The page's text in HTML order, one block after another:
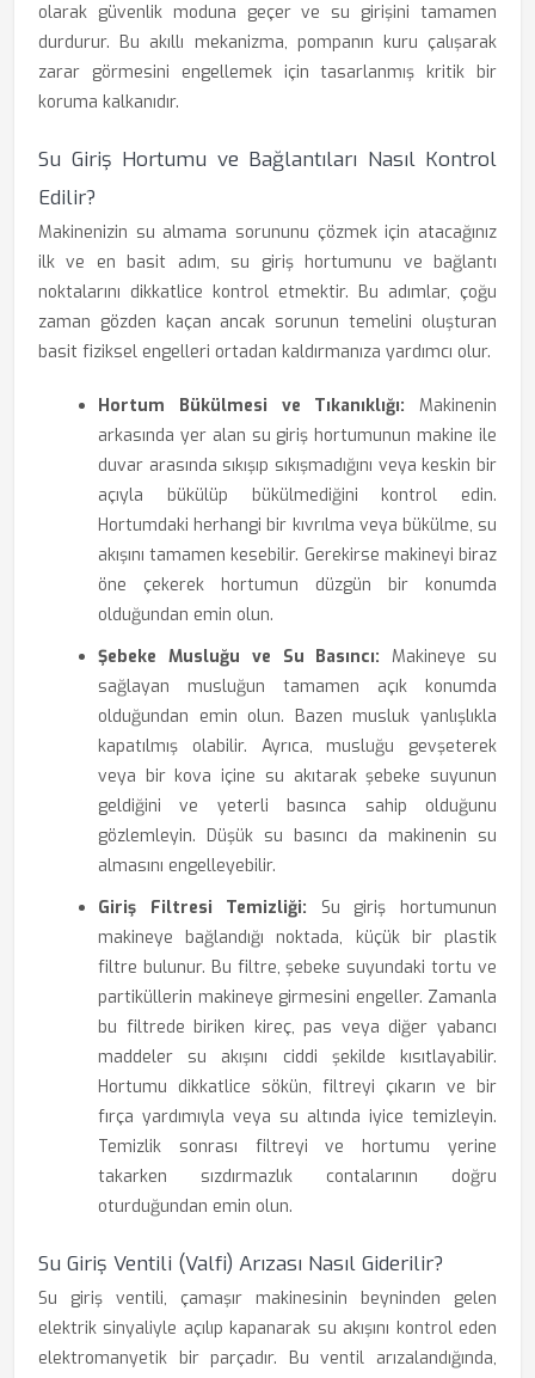
olarak güvenlik moduna geçer ve su girişini tamamen
durdurur. Bu akıllı mekanizma, pompanın kuru çalışarak
zarar görmesini engellemek için tasarlanmış kritik bir
koruma kalkanıdır.
Su Giriş Hortumu ve Bağlantıları Nasıl Kontrol
Edilir?
Makinenizin su almama sorununu çözmek için atacağınız
ilk ve en basit adım, su giriş hortumunu ve bağlantı
noktalarını dikkatlice kontrol etmektir. Bu adımlar, çoğu
zaman gözden kaçan ancak sorunun temelini oluşturan
basit fiziksel engelleri ortadan kaldırmanıza yardımcı olur.
Hortum Bükülmesi ve Tıkanıklığı: Makinenin
arkasında yer alan su giriş hortumunun makine ile
duvar arasında sıkışıp sıkışmadığını veya keskin bir
açıyla bükülüp bükülmediğini kontrol edin.
Hortumdaki herhangi bir kıvrılma veya bükülme, su
akışını tamamen kesebilir. Gerekirse makineyi biraz
öne çekerek hortumun düzgün bir konumda
olduğundan emin olun.
Şebeke Musluğu ve Su Basıncı: Makineye su
sağlayan musluğun tamamen açık konumda
olduğundan emin olun. Bazen musluk yanlışlıkla
kapatılmış olabilir. Ayrıca, musluğu gevşeterek
veya bir kova içine su akıtarak şebeke suyunun
geldiğini ve yeterli basınca sahip olduğunu
gözlemleyin. Düşük su basıncı da makinenin su
almasını engelleyebilir.
Giriş Filtresi Temizliği: Su giriş hortumunun
makineye bağlandığı noktada, küçük bir plastik
filtre bulunur. Bu filtre, şebeke suyundaki tortu ve
partiküllerin makineye girmesini engeller. Zamanla
bu filtrede biriken kireç, pas veya diğer yabancı
maddeler su akışını ciddi şekilde kısıtlayabilir.
Hortumu dikkatlice sökün, filtreyi çıkarın ve bir
fırça yardımıyla veya su altında iyice temizleyin.
Temizlik sonrası filtreyi ve hortumu yerine
takarken sızdırmazlık contalarının doğru
oturduğundan emin olun.
Su Giriş Ventili (Valfi) Arızası Nasıl Giderilir?
Su giriş ventili, çamaşır makinesinin beyninden gelen
elektrik sinyaliyle açılıp kapanarak su akışını kontrol eden
elektromanyetik bir parçadır. Bu ventil arızalandığında,